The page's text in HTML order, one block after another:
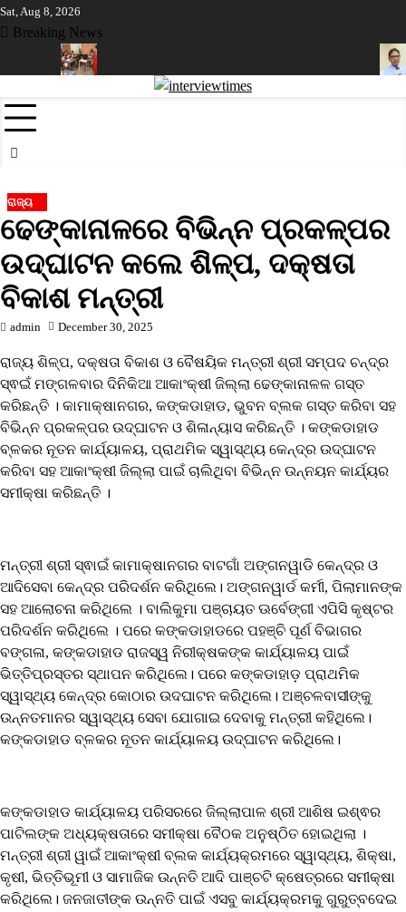
Skip
to
Sat, Aug 8, 2026
Breaking News
ଶିକ୍ଷା ଵିଭାଗର ନଜରରେ ଜଣେ ଶିକ୍ଷକ ପଢ଼ାଉଥିବା ସ୍କୁଲ
ରାଜ୍ୟ
ଢେଙ୍କାନାଳରେ ବିଭିନ୍ନ ପ୍ରକଳ୍ପର
ଉଦ୍‌ଘାଟନ କଲେ ଶିଳ୍ପ, ଦକ୍ଷତା
ବିକାଶ ମନ୍ତ୍ରୀ
admin December 30, 2025
ରାଜ୍ୟ ଶିଳ୍ପ, ଦକ୍ଷତା ବିକାଶ ଓ ବୈଷୟିକ ମନ୍ତ୍ରୀ ଶ୍ରୀ ସମ୍ପଦ ଚନ୍ଦ୍ର
ସ୍ଵଇଁ ମଙ୍ଗଳବାର ଦିନିକିଆ ଆକାଂକ୍ଷୀ ଜିଲ୍ଲା ଢେଙ୍କାନାଳଳ ଗସ୍ତ
କରିଛନ୍ତି । କାମାକ୍ଷାନଗର, କଙ୍କଡାହାଡ, ଭୁବନ ବ୍ଲକ ଗସ୍ତ କରିବା ସହ
ବିଭିନ୍ନ ପ୍ରକଳ୍ପର ଉଦ୍‌ଘାଟନ ଓ ଶିଳାନ୍ୟାସ କରିଛନ୍ତି । କଙ୍କଡାହାଡ
ବ୍ଳକର ନୂତନ କାର୍ଯ୍ୟାଳୟ, ପ୍ରାଥମିକ ସ୍ୱାସ୍ଥ୍ୟ କେନ୍ଦ୍ର ଉଦ୍‌ଘାଟନ
କରିବା ସହ ଆକାଂକ୍ଷୀ ଜିଲ୍ଲା ପାଇଁ ଚାଲିଥିବା ବିଭିନ୍ନ ଉନ୍ନୟନ କାର୍ଯ୍ୟର
ସମୀକ୍ଷା କରିଛନ୍ତି ।
ମନ୍ତ୍ରୀ ଶ୍ରୀ ସ୍ଵାଇଁ କାମାକ୍ଷାନଗର ବାଟଗାଁ ଅଙ୍ଗନୱାଡି କେନ୍ଦ୍ର ଓ
ଆଦିସେବା କେନ୍ଦ୍ର ପରିଦର୍ଶନ କରିଥିଲେ। ଅଙ୍ଗନୱାର୍ଡ କର୍ମୀ, ପିଲାମାନଙ୍କ
ସହ ଆଲୋଚନା କରିଥିଲେ । ବାଲିକୁମା ପଞ୍ଚାୟତ ଊର୍ବେଙ୍ଗୀ ଏପିସି କୃଷ୍ଟର
ପରିଦର୍ଶନ କରିଥିଲେ । ପରେ କଙ୍କଡାହାଡରେ ପହଞ୍ଚି ପୂର୍ଣ ବିଭାଗର
ବଙ୍ଗଳା, କଙ୍କଡାହାଡ ରାଜସ୍ୱ ନିରୀକ୍ଷକଙ୍କ କାର୍ଯ୍ୟାଳୟ ପାଇଁ
ଭିତ୍ତିପ୍ରସ୍ତର ସ୍ଥାପନ କରିଥିଲେ। ପରେ କଙ୍କଡାହାଡ଼ ପ୍ରାଥମିକ
ସ୍ୱାସ୍ଥ୍ୟ କେନ୍ଦ୍ର କୋଠାର ଉଦଘାଟନ କରିଥିଲେ। ଅଞ୍ଚଳବାସୀଙ୍କୁ
ଉନ୍ନତମାନର ସ୍ୱାସ୍ଥ୍ୟ ସେବା ଯୋଗାଇ ଦେବାକୁ ମନ୍ତ୍ରୀ କହିଥିଲେ।
କଙ୍କଡାହାଡ ବ୍ଳକର ନୂତନ କାର୍ଯ୍ୟାଳୟ ଉଦ୍‌ଘାଟନ କରିଥିଲେ।
କଙ୍କଡାହାଡ କାର୍ଯ୍ୟାଳୟ ପରିସରରେ ଜିଲ୍ଲାପାଳ ଶ୍ରୀ ଆଶିଷ ଇଶ୍ଵର
ପାଟିଲଙ୍କ ଅଧ୍ୟକ୍ଷତାରେ ସମୀକ୍ଷା ବୈଠକ ଅନୁଷ୍ଠିତ ହୋଇଥିଲା ।
ମନ୍ତ୍ରୀ ଶ୍ରୀ ୱାଇଁ ଆକାଂକ୍ଷୀ ବ୍ଲକ କାର୍ଯ୍ୟକ୍ରମରେ ସ୍ୱାସ୍ଥ୍ୟ, ଶିକ୍ଷା,
କୃଷୀ, ଭିତ୍ତିଭୂମୀ ଓ ସାମାଜିକ ଉନ୍ନତି ଆଦି ପାଞ୍ଚଟି କ୍ଷେତ୍ରରେ ସମୀକ୍ଷା
କରିଥିଲେ। ଜନଜାତୀଙ୍କ ଉନ୍ନତି ପାଇଁ ଏସବୁ କାର୍ଯ୍ୟକ୍ରମକୁ ଗୁରୁତ୍ବଦେଇ